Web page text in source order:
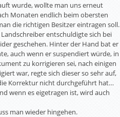
wurde, wollte man uns erneut
Monaten endlich beim obersten
die richtigen Besitzer eintragen soll.
entschuldigte sich bei
geschehen. Hinter der Hand bat er
auch wenn er suspendiert würde, in
zu korrigieren sei, nach einigen
war, regte sich dieser so sehr auf,
Korrektur nicht durchgeführt hat…
wenn es eigetragen ist, wird auch
man wieder hingehen.